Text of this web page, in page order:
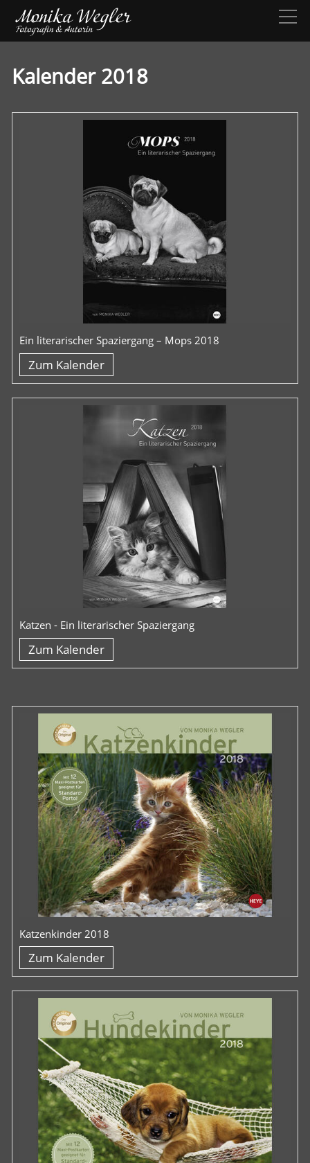
Kalender 2018
Ein literarischer Spaziergang – Mops 2018
Zum Kalender
Katzen - Ein literarischer Spaziergang
Zum Kalender
Katzenkinder 2018
Zum Kalender